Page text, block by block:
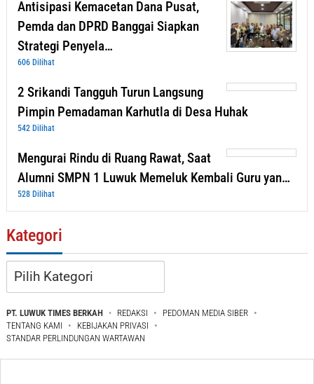
Antisipasi Kemacetan Dana Pusat,
Pemda dan DPRD Banggai Siapkan
Strategi Penyela…
606 Dilihat
2 Srikandi Tangguh Turun Langsung
Pimpin Pemadaman Karhutla di Desa Huhak
542 Dilihat
Mengurai Rindu di Ruang Rawat, Saat
Alumni SMPN 1 Luwuk Memeluk Kembali Guru yan…
528 Dilihat
Kategori
Kategori
PT. LUWUK TIMES BERKAH REDAKSI
PEDOMAN MEDIA SIBER
TENTANG KAMI
KEBIJAKAN PRIVASI
STANDAR PERLINDUNGAN WARTAWAN